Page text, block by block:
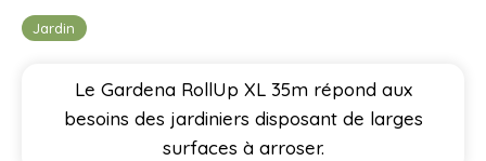
Jardin
Le Gardena RollUp XL 35m répond aux
besoins des jardiniers disposant de larges
surfaces à arroser.